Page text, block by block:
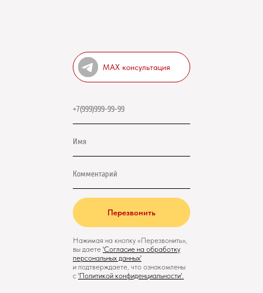
Перезвонить
Нажимая на кнопку «Перезвонить»,
вы даете 'Cогласие на обработку
персональных данных'
и подтверждаете, что ознакомлены
с 'Политикой конфиденциальности'.
MAX консультация